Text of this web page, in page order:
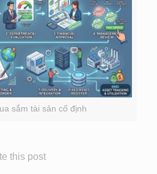
sắm tài sản cố định
this post